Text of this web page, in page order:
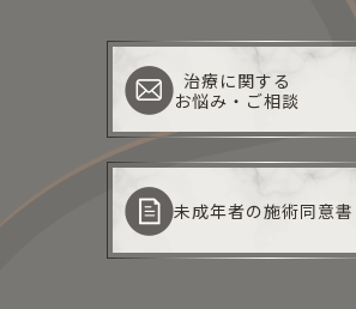
治療に関する
お悩み・ご相談
未成年者の施術同意書